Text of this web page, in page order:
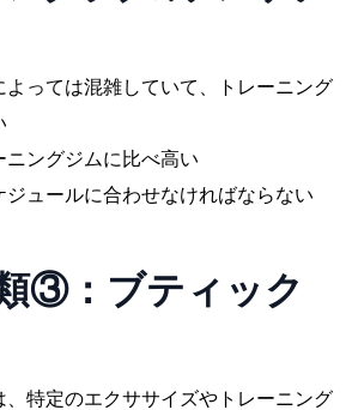
よっては混雑していて、トレーニング
ニングジムに比べ高い
ジュールに合わせなければならない
③： ブティック
、特定のエクササイズやトレーニング